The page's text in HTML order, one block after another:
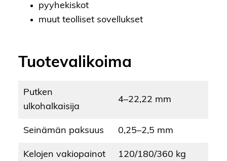
pyyhekiskot
muut teolliset sovellukset
Tuotevalikoima
Putken
ulkohalkaisija
4–22,22 mm
Seinämän paksuus 0,25–2,5 mm
Kelojen vakiopainot 120/180/360 kg